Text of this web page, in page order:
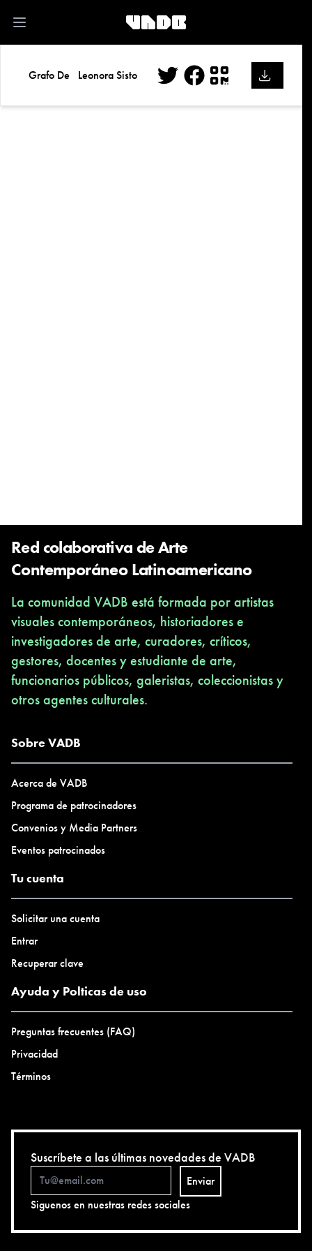
Open main menu
Grafo De Leonora Sisto
Facebook
Red colaborativa de Arte
Contemporáneo Latinoamericano
La comunidad VADB está formada por artistas
visuales contemporáneos, historiadores e
investigadores de arte, curadores, críticos,
gestores, docentes y estudiante de arte,
funcionarios públicos, galeristas, coleccionistas y
otros agentes culturales.
Sobre VADB
Acerca de VADB
Programa de patrocinadores
Convenios y Media Partners
Eventos patrocinados
Tu cuenta
Solicitar una cuenta
Entrar
Recuperar clave
Ayuda y Polticas de uso
Preguntas frecuentes (FAQ)
Privacidad
Términos
Suscríbete a las últimas novedades de VADB
Enviar
Siguenos en nuestras redes sociales